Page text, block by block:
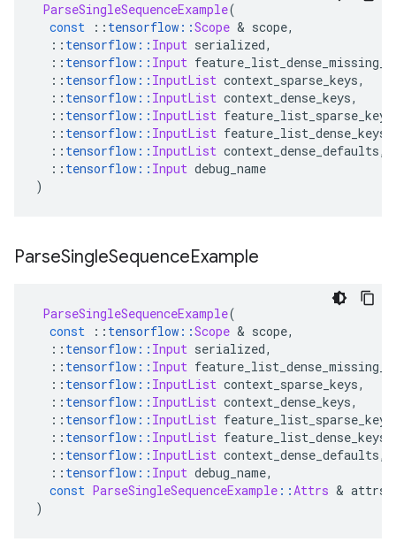
ParseSingleSequenceExample(
const
:: tensorflow ::Scope & scope,
:: tensorflow :: Input serialized,
:: tensorflow :: Input
:: tensorflow :: InputList context_sparse_keys,
:: tensorflow :: InputList context_dense_keys,
:: tensorflow :: InputList feature_list_sparse_keys
:: tensorflow :: InputList feature_list_dense_keys
:: tensorflow :: InputList context_dense_defaults,
:: tensorflow :: Input debug_name
)
ParseSingleSequenceExample
ParseSingleSequenceExample(
const
:: tensorflow ::Scope & scope,
:: tensorflow :: Input serialized,
:: tensorflow :: Input
:: tensorflow :: InputList context_sparse_keys,
:: tensorflow :: InputList context_dense_keys,
:: tensorflow :: InputList feature_list_sparse_keys
:: tensorflow :: InputList feature_list_dense_keys
:: tensorflow :: InputList context_dense_defaults,
:: tensorflow :: Input debug_name,
const ParseSingleSequenceExample ::Attrs & attrs
)